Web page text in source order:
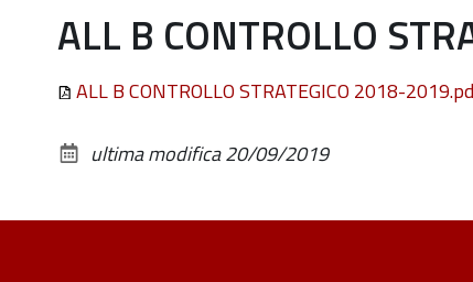
ALL B CONTROLLO
ALL B CONTROLLO STRATEGICO 2018-
ultima modifica20/09/2019